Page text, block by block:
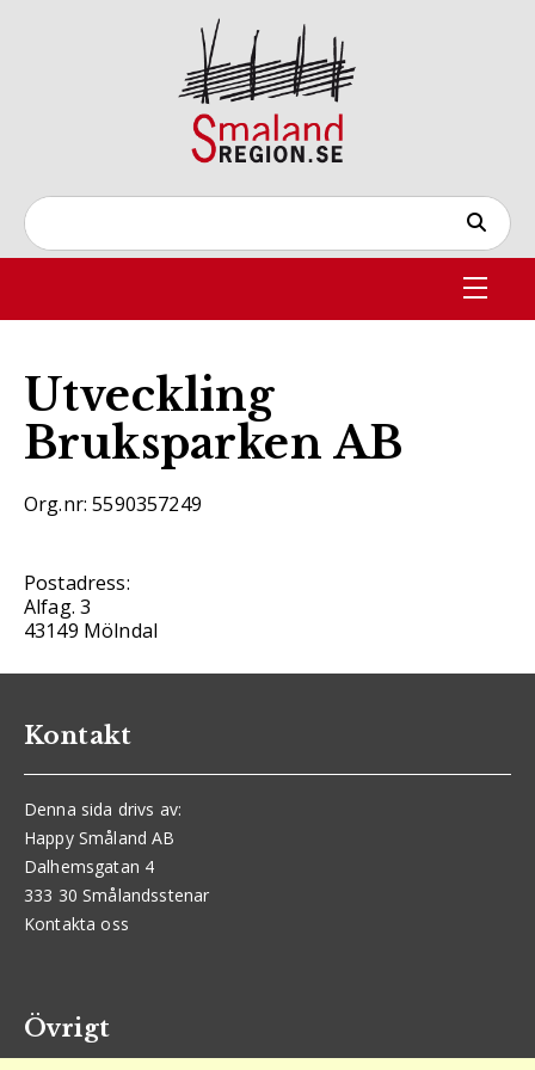
Utveckling
Bruksparken AB
Org.nr: 5590357249
Postadress:
Alfag. 3
43149 Mölndal
Kontakt
Denna sida drivs av:
Happy Småland AB
Dalhemsgatan 4
333 30 Smålandsstenar
Kontakta oss
Övrigt